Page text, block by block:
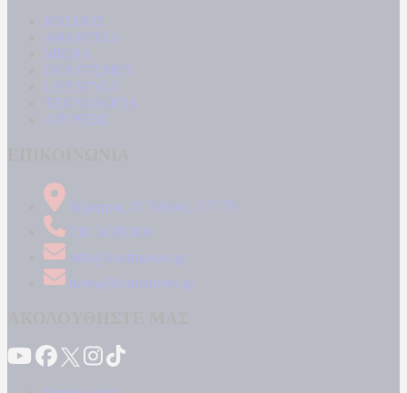
ΚΟΣΜΟΣ
ΑΘΛΗΤΙΚΑ
MEDIA
ΠΟΛΙΤΙΣΜΟΣ
LIFESTYLE
ΤΕΧΝΟΛΟΓΙΑ
ΑΠΟΨΕΙΣ
Δήμητρος 31 Ταύρος, 177 78
210 34 89 000
info@kontranews.gr
news@kontranews.gr